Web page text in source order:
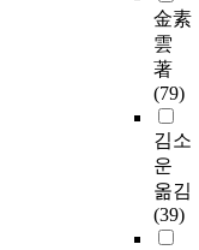
金素
雲
著
(79)
김소
운
옮김
(39)